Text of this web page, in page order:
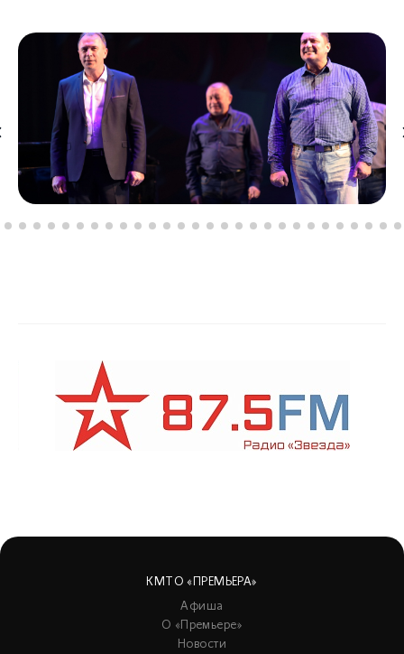
КМТО «ПРЕМЬЕРА»
Афиша
О «Премьере»
Новости